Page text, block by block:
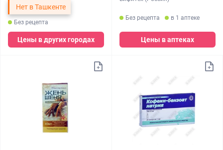
Нет в Ташкенте
Без рецепта
Цены в других городах
Без рецепта в 1 аптеке
Цены в аптеках